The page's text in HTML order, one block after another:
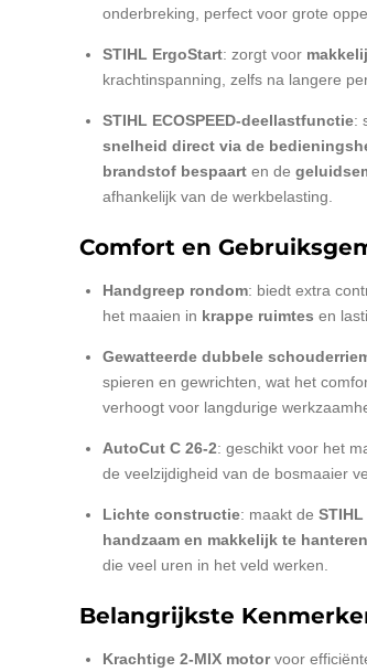
onderbreking, perfect voor grote
STIHL ErgoStart: zorgt voor
krachtinspanning, zelfs na langere
STIHL ECOSPEED-deellastfunctie:
snelheid direct via de
brandstof bespaart en de
afhankelijk van de werkbelasting.
Comfort en
Handgreep rondom: biedt extra
het maaien in krappe ruimtes en
Gewatteerde dubbele
spieren en gewrichten, wat het
verhoogt voor langdurige
AutoCut C 26-2: geschikt voor het
de veelzijdigheid van de bosmaaier
Lichte constructie: maakt de STIHL
handzaam en makkelijk te hanteren
die veel uren in het veld werken.
Belangrijkste
Krachtige 2-MIX motorvoor